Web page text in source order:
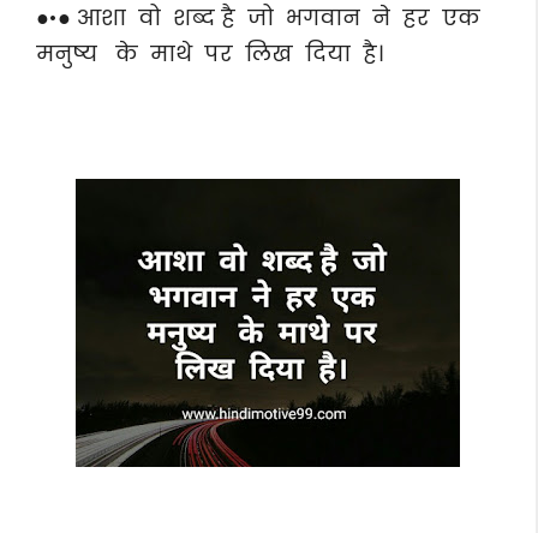
●•● आशा वो शब्द है जो भगवान ने हर एक
मनुष्य के माथे पर लिख दिया है।